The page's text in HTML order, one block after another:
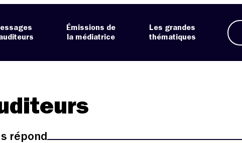
Émissions de
la médiatrice
Les grandes
thématiques
répond